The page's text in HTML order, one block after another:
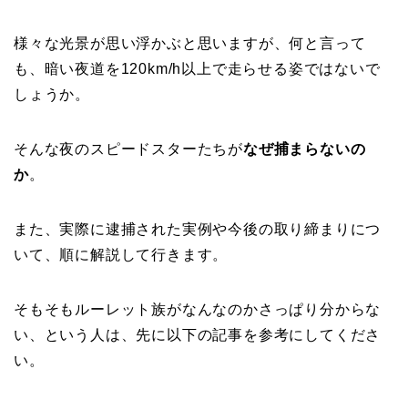
様々な光景が思い浮かぶと思いますが、何と言って
も、暗い夜道を120km/h以上で走らせる姿ではないで
しょうか。
そんな夜のスピードスターたちがなぜ捕まらないの
か。
また、実際に逮捕された実例や今後の取り締まりにつ
いて、順に解説して行きます。
そもそもルーレット族がなんなのかさっぱり分からな
い、という人は、先に以下の記事を参考にしてくださ
い。